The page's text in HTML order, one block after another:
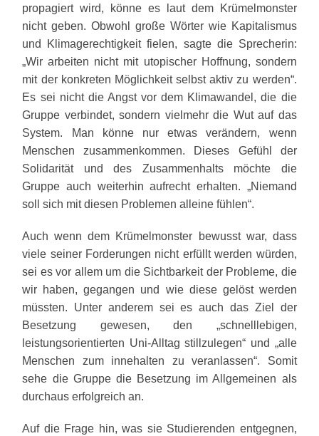
propagiert wird, könne es laut dem Krümelmonster
nicht geben. Obwohl große Wörter wie Kapitalismus
und Klimagerechtigkeit fielen, sagte die Sprecherin:
„Wir arbeiten nicht mit utopischer Hoffnung, sondern
mit der konkreten Möglichkeit selbst aktiv zu werden“.
Es sei nicht die Angst vor dem Klimawandel, die die
Gruppe verbindet, sondern vielmehr die Wut auf das
System. Man könne nur etwas verändern, wenn
Menschen zusammenkommen. Dieses Gefühl der
Solidarität und des Zusammenhalts möchte die
Gruppe auch weiterhin aufrecht erhalten. „Niemand
soll sich mit diesen Problemen alleine fühlen“.
Auch wenn dem Krümelmonster bewusst war, dass
viele seiner Forderungen nicht erfüllt werden würden,
sei es vor allem um die Sichtbarkeit der Probleme, die
wir haben, gegangen und wie diese gelöst werden
müssten. Unter anderem sei es auch das Ziel der
Besetzung gewesen, den „schnelllebigen,
leistungsorientierten Uni-Alltag stillzulegen“ und „alle
Menschen zum innehalten zu veranlassen“. Somit
sehe die Gruppe die Besetzung im Allgemeinen als
durchaus erfolgreich an.
Auf die Frage hin, was sie Studierenden entgegnen,